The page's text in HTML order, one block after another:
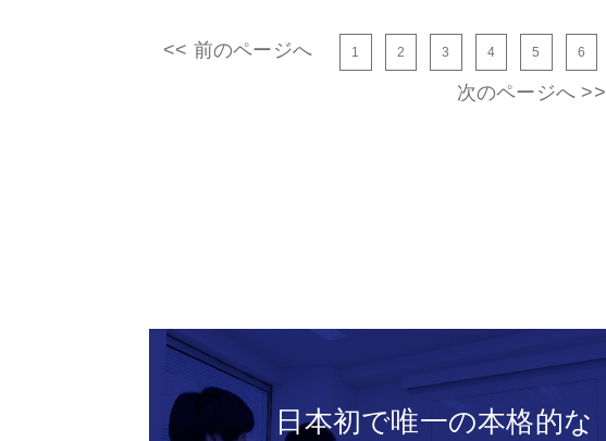
<< 前のページへ 1 2 3 4 5 6
次のページへ >>
日本初で唯一の本格的な